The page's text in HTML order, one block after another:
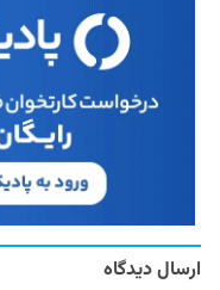
ارسال دیدگاه